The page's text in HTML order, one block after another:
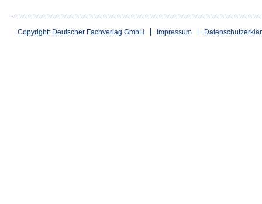
Copyright: Deutscher Fachverlag GmbH Impressum